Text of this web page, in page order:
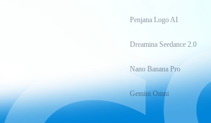
Penjana Logo AI
Dreamina Seedance 2.0
Nano Banana Pro
Gemini Omni